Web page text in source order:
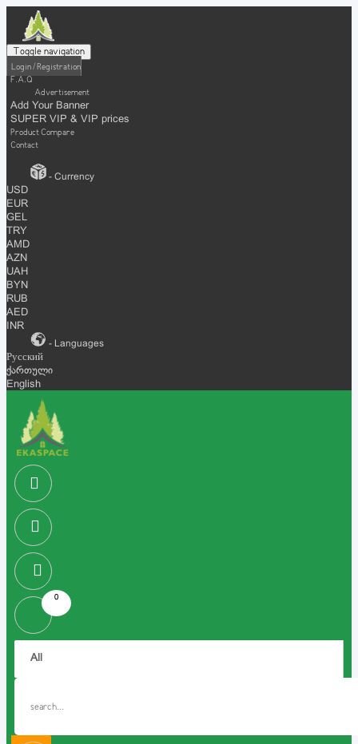
Toggle navigation
Login / Registration
F.A.Q
Advertisement
Add Your Banner
SUPER VIP & VIP prices
Product Compare
Contact
- Currency
USD
EUR
GEL
TRY
AMD
AZN
UAH
BYN
RUB
AED
INR
- Languages
Русский
ქართული
English
0